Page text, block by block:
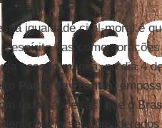
igualdade civil-moral é
espírito das
sessão magna, no dia 4
Paulo de Frontin ,
todas as letras, que o
nem podem ser